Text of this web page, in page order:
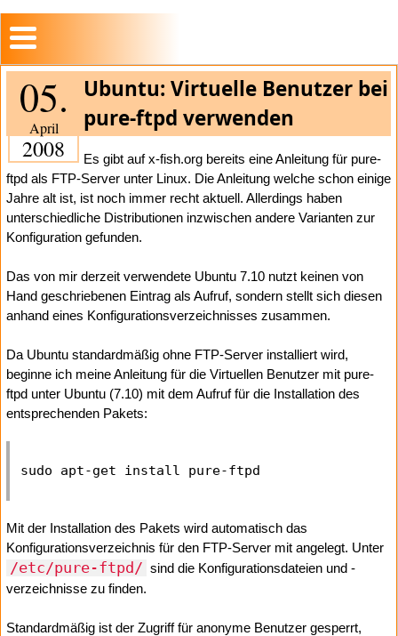
05.
April
2008
Ubuntu: Virtuelle Benutzer bei
pure-ftpd verwenden
Es gibt auf x-fish.org bereits eine Anleitung für pure-
ftpd als FTP-Server unter Linux. Die Anleitung welche schon einige
Jahre alt ist, ist noch immer recht aktuell. Allerdings haben
unterschiedliche Distributionen inzwischen andere Varianten zur
Konfiguration gefunden.
Das von mir derzeit verwendete Ubuntu 7.10 nutzt keinen von
Hand geschriebenen Eintrag als Aufruf, sondern stellt sich diesen
anhand eines Konfigurationsverzeichnisses zusammen.
Da Ubuntu standardmäßig ohne FTP-Server installiert wird,
beginne ich meine Anleitung für die Virtuellen Benutzer mit pure-
ftpd unter Ubuntu (7.10) mit dem Aufruf für die Installation des
entsprechenden Pakets:
Mit der Installation des Pakets wird automatisch das
Konfigurationsverzeichnis für den FTP-Server mit angelegt. Unter
/etc/pure-ftpd/ sind die Konfigurationsdateien und -
verzeichnisse zu finden.
Standardmäßig ist der Zugriff für anonyme Benutzer gesperrt,